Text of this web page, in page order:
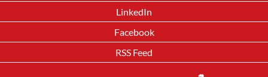
LinkedIn
Facebook
RSS Feed